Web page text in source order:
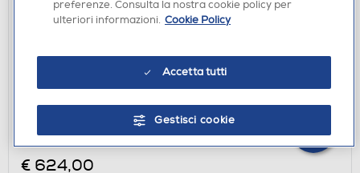
453 €di risparmio energetico
Questa
azione
il
Calcolatore
MIDEA - MDRB593FGE46-Inox
€ 624,00
suggerimento su cosa
acquistare?
Chatta con RONICS
preferenze. Consulta la nostra cookie policy per
ulteriori informazioni. Cookie Policy
Accetta tutti
Gestisci cookie